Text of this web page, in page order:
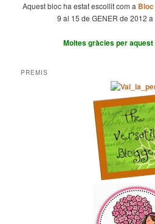
Aquest bloc ha estat escollit com a
9 al 15 de GENER de 2012 a
Moltes gràcies per
PREMIS